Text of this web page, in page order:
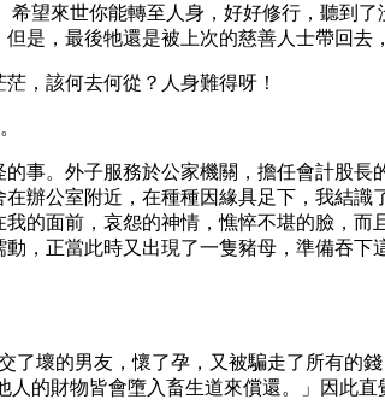
希望來世你能轉至人身，好好修行，聽到
是，最後牠還是被上次的慈善人士帶回去
，該何去何從？人身難得呀！
事。外子服務於公家機關，擔任會計股長
辦公室附近，在種種因緣具足下，我結識
的面前，哀怨的神情，憔悴不堪的臉，而
，正當此時又出現了一隻豬母，準備吞下
了壞的男友，懷了孕，又被騙走了所有的
的財物皆會墮入畜生道來償還。」因此